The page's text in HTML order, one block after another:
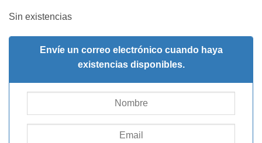
Sin existencias
Envíe un correo electrónico cuando haya
existencias disponibles.